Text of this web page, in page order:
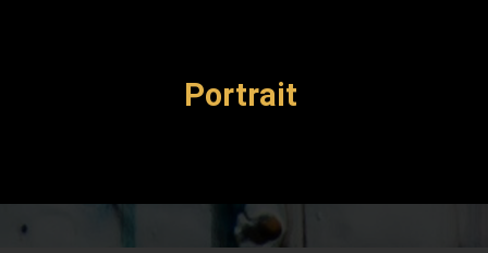
Portrait